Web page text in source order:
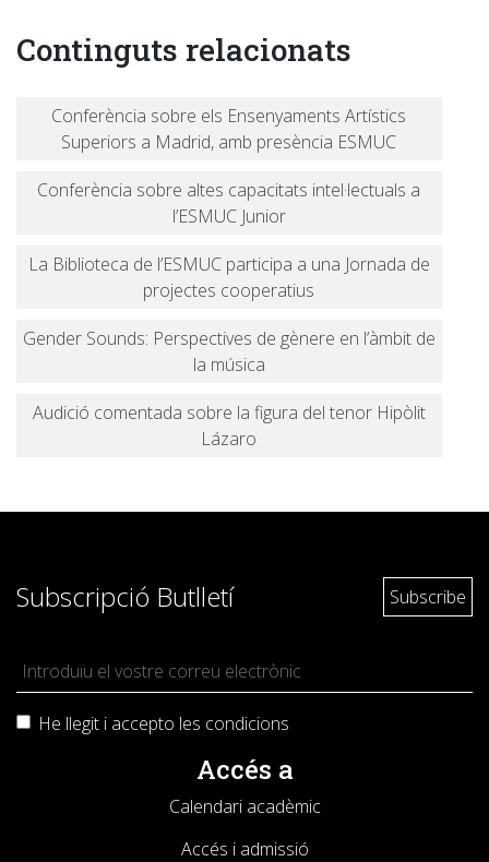
Continguts relacionats
Conferència sobre els Ensenyaments Artístics
Superiors a Madrid, amb presència ESMUC
Conferència sobre altes capacitats intel·lectuals a
l’ESMUC Junior
La Biblioteca de l’ESMUC participa a una Jornada de
projectes cooperatius
Gender Sounds: Perspectives de gènere en l’àmbit de
la música
Audició comentada sobre la figura del tenor Hipòlit
Lázaro
Subscripció Butlletí
He llegit i accepto les condicions
Accés a
Calendari acadèmic
Accés i admissió